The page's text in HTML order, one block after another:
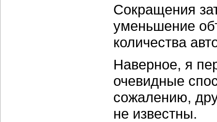
Сокращения
уменьшение
количества
Наверное, я
очевидные
сожалению,
не известны.